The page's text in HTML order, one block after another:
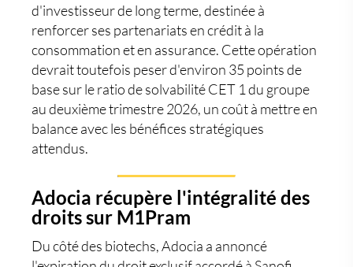
d'investisseur de long terme, destinée à
renforcer ses partenariats en crédit à la
consommation et en assurance. Cette opération
devrait toutefois peser d'environ 35 points de
base sur le ratio de solvabilité CET 1 du groupe
au deuxième trimestre 2026, un coût à mettre en
balance avec les bénéfices stratégiques
attendus.
Adocia récupère l'intégralité des
droits sur M1Pram
Du côté des biotechs, Adocia a annoncé